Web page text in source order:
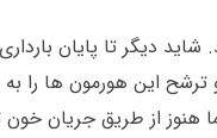
۵ / ۱۳کیلو وزن اضافه کرده
از طریق جریان خون